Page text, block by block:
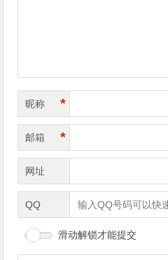
昵称 *
邮箱 *
网址
QQ
滑动解锁才能提交